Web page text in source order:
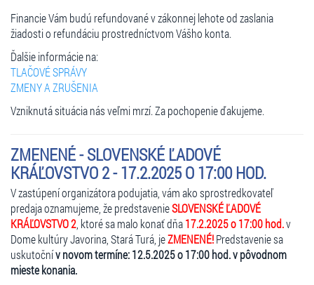
Financie Vám budú refundované v zákonnej lehote od zaslania
žiadosti o refundáciu prostredníctvom Vášho konta.
Ďalšie informácie na:
TLAČOVÉ SPRÁVY
ZMENY A ZRUŠENIA
Vzniknutá situácia nás veľmi mrzí. Za pochopenie ďakujeme.
ZMENENÉ - SLOVENSKÉ ĽADOVÉ
KRÁĽOVSTVO 2 - 17.2.2025 O 17:00 HOD.
V zastúpení organizátora podujatia, vám ako sprostredkovateľ
predaja oznamujeme, že predstavenieSLOVENSKÉ ĽADOVÉ
KRÁĽOVSTVO 2 , ktoré sa malo konať dňa17.2.2025 o 17:00 hod.v
Dome kultúry Javorina, Stará Turá, jeZMENENÉ!Predstavenie sa
uskutočnív novom termíne: 12.5.2025 o 17:00 hod. v pôvodnom
mieste konania.